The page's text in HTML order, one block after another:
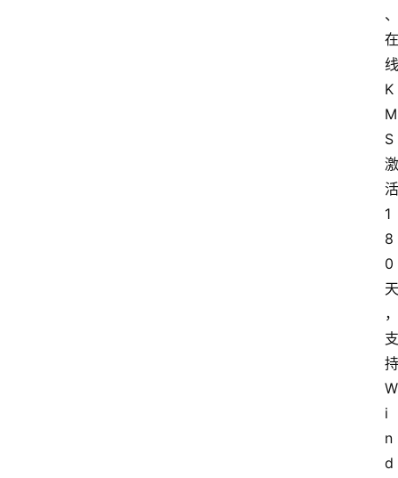
、
在
线
K
M
S
激
活
1
8
0
天
，
支
持
W
i
n
d